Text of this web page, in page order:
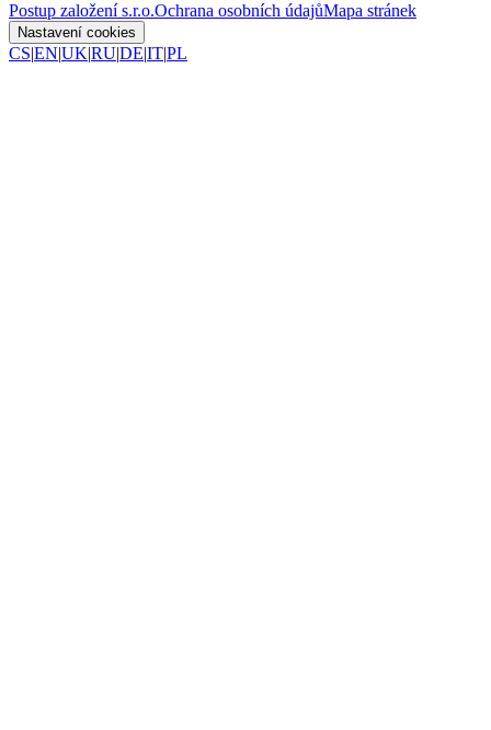
Postup založení s.r.o.Ochrana osobních údajůMapa stránek
Nastavení cookies
CS|EN|UK|RU|DE|IT|PL